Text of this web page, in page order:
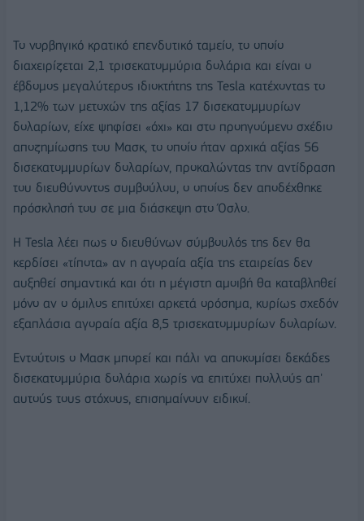
Το νορβηγικό κρατικό επενδυτικό ταμείο, το οποίο
διαχειρίζεται 2,1 τρισεκατομμύρια δολάρια και είναι ο
έβδομος μεγαλύτερος ιδιοκτήτης της Tesla κατέχοντας το
1,12% των μετοχών της αξίας 17 δισεκατομμυρίων
δολαρίων, είχε ψηφίσει «όχι» και στο προηγούμενο σχέδιο
αποζημίωσης του Μασκ, το οποίο ήταν αρχικά αξίας 56
δισεκατομμυρίων δολαρίων, προκαλώντας την αντίδραση
του διευθύνοντος συμβούλου, ο οποίος δεν αποδέχθηκε
πρόσκλησή του σε μια διάσκεψη στο Όσλο.
Η Tesla λέει πως ο διευθύνων σύμβουλός της δεν θα
κερδίσει «τίποτα» αν η αγοραία αξία της εταιρείας δεν
αυξηθεί σημαντικά και ότι η μέγιστη αμοιβή θα καταβληθεί
μόνο αν ο όμιλος επιτύχει αρκετά ορόσημα, κυρίως σχεδόν
εξαπλάσια αγοραία αξία 8,5 τρισεκατομμυρίων δολαρίων.
Εντούτοις ο Μασκ μπορεί και πάλι να αποκομίσει δεκάδες
δισεκατομμύρια δολάρια χωρίς να επιτύχει πολλούς απ'
αυτούς τους στόχους, επισημαίνουν ειδικοί.